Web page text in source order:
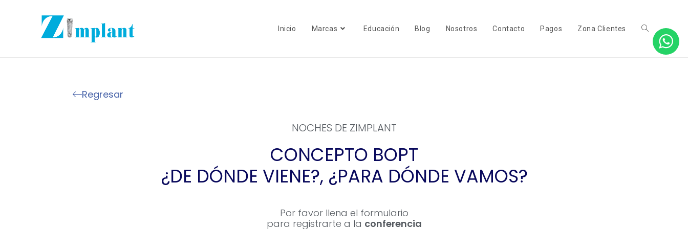
Inicio Marcas Educación Blog Nosotros Contacto Pagos Zona Clientes
Regresar
NOCHES DE ZIMPLANT
CONCEPTO BOPT
¿DE DÓNDE VIENE?, ¿PARA DÓNDE VAMOS?
Por favor llena el formulario
para registrarte a la conferencia